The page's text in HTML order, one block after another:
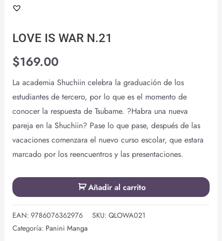
LOVE IS WAR N.21
$169.00
La academia Shuchiin celebra la graduación de los
estudiantes de tercero, por lo que es el momento de
conocer la respuesta de Tsubame. ?Habra una nueva
pareja en la Shuchiin? Pase lo que pase, después de las
vacaciones comenzara el nuevo curso escolar, que estara
marcado por los reencuentros y las presentaciones.
Añadir al carrito
EAN: 9786076362976 SKU: QLOWA021
Categoría: Panini Manga